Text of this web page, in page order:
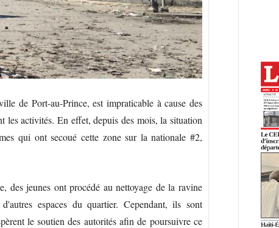
de Port-au-Prince, est impraticable à cause des
les activités. En effet, depuis des mois, la situation
qui ont secoué cette zone sur la nationale #2,
des jeunes ont procédé au nettoyage de la ravine
espaces du quartier. Cependant, ils sont
le soutien des autorités afin de poursuivre ce